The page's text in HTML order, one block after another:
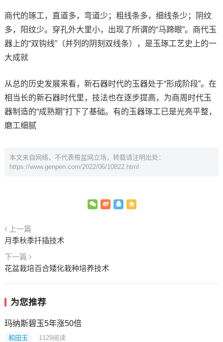
商代的琢工，直道多，弯道少；粗线条多，细线条少；阴纹
多，阳纹少。穿孔外大里小，出现了所谓的“马蹄眼”。商代玉
器上的“双钩线”（并列的阴刻双线条），是玉琢工艺史上的一
大成就
从总的历史发展来看，新石器时代的玉器处于“形成阶段”。在
相当长的新石器时代里，技法也在逐步提高，为商周时代玉
器制造的“成熟期”打下了基础。有的玉器琢工已是光亮平整，
磨工细腻
本文来自网络，不代表根盆网立场，转载请注明出处：
https://www.genpen.com/2022/06/10822.html
上一篇
月季秋季扦插技术
下一篇
花盆栽培百合矮化栽种培养技术
为您推荐
玛纳斯碧玉5年涨50倍
和田玉 1129阅读